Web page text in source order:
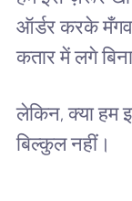
ऑर्डर करके
कतार में लगे
लेकिन, क्या हम
बिल्कुल नहीं।